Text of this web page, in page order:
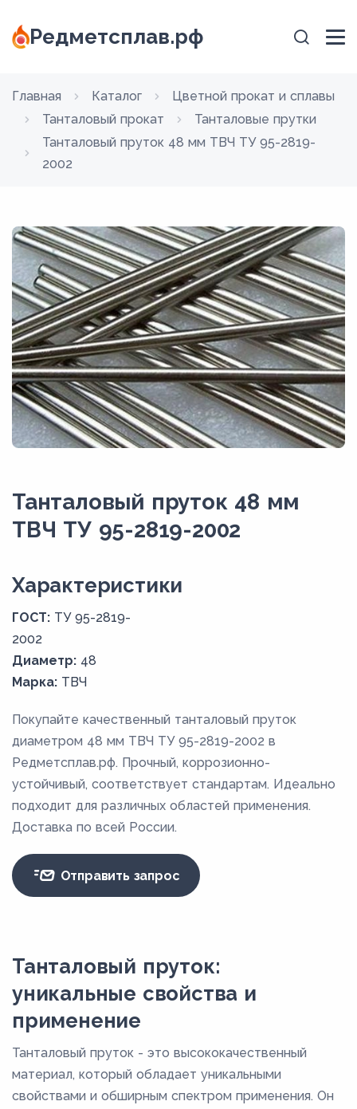
Редметсплав.рф
Главная Каталог
Цветной прокат и сплавы
Танталовый прокат
Танталовые прутки
Танталовый пруток 48 мм ТВЧ ТУ 95-2819-
2002
Танталовый пруток 48 мм
ТВЧ ТУ 95-2819-2002
Xарактеристики
ГОСТ: ТУ 95-2819-
2002
Диаметр: 48
Марка: ТВЧ
Покупайте качественный танталовый пруток
диаметром 48 мм ТВЧ ТУ 95-2819-2002 в
Редметсплав.рф. Прочный, коррозионно-
устойчивый, соответствует стандартам. Идеально
подходит для различных областей применения.
Доставка по всей России.
Отправить запрос
Танталовый пруток:
уникальные свойства и
применение
Танталовый пруток - это высококачественный
материал, который обладает уникальными
свойствами и обширным спектром применения. Он